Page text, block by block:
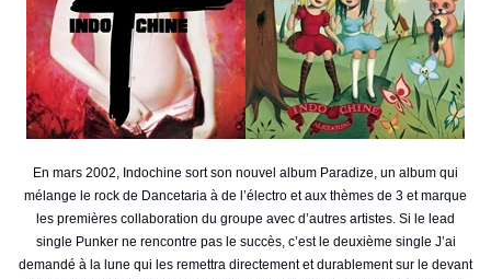
En mars 2002, Indochine sort son nouvel album Paradize, un album qui
mélange le rock de Dancetaria à de l’électro et aux thèmes de 3 et marque
les premières collaboration du groupe avec d’autres artistes. Si le lead
single Punker ne rencontre pas le succès, c’est le deuxième single J’ai
demandé à la lune qui les remettra directement et durablement sur le devant